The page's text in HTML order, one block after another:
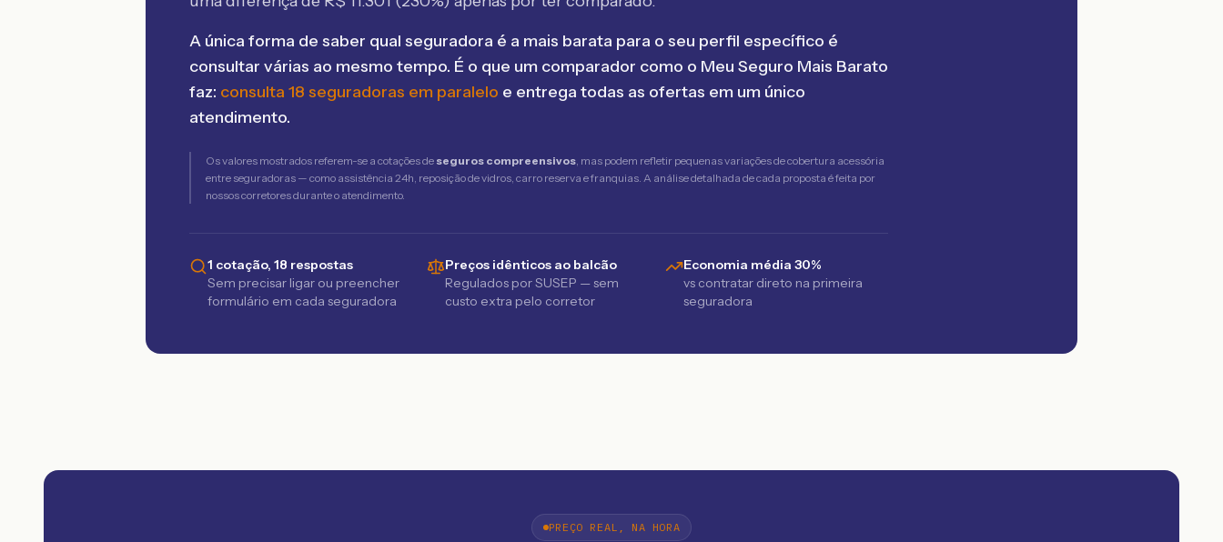
A única forma de saber qual seguradora é a mais barata para o seu perfil específico é
consultar várias ao mesmo tempo. É o que um comparador como o Meu Seguro Mais Barato
faz: consulta 18 seguradoras em paralelo e entrega todas as ofertas em um único
atendimento.
Os valores mostrados referem-se a cotações de seguros compreensivos, mas podem refletir pequenas variações de cobertura acessória
entre seguradoras — como assistência 24h, reposição de vidros, carro reserva e franquias. A análise detalhada de cada proposta é feita por
nossos corretores durante o atendimento.
1 cotação, 18 respostas
Sem precisar ligar ou preencher
formulário em cada seguradora
Preços idênticos ao balcão
Regulados por SUSEP — sem
custo extra pelo corretor
Economia média 30%
vs contratar direto na primeira
seguradora
PREÇO REAL, NA HORA